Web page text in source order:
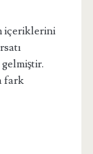
içeriklerini
fark